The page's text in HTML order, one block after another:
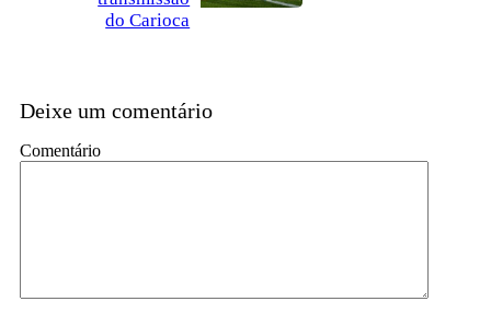
do Carioca
Deixe um comentário
Comentário